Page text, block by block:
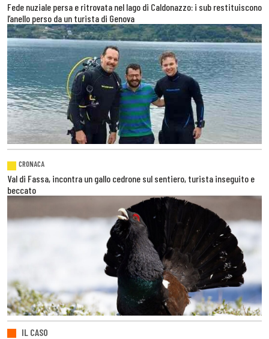
Fede nuziale persa e ritrovata nel lago di Caldonazzo: i sub restituiscono
l’anello perso da un turista di Genova
CRONACA
Val di Fassa, incontra un gallo cedrone sul sentiero, turista inseguito e
beccato
IL CASO